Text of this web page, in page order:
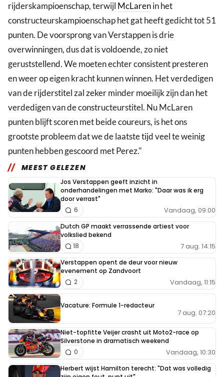
rijderskampioenschap, terwijl McLarenin het
constructeurskampioenschap het gat heeft gedicht tot 51
punten. De voorsprong van Verstappen is drie
overwinningen, dus dat is voldoende, zo niet
geruststellend. We moeten echter consistent presteren
en weer op eigen kracht kunnen winnen. Het verdedigen
van de rijderstitel zal zeker minder moeilijk zijn dan het
verdedigen van de constructeurstitel. Nu McLaren
punten blijft scoren met beide coureurs, is het ons
grootste probleem dat we de laatste tijd veel te weinig
punten hebben gescoord met Perez."
MEEST GELEZEN
Jos Verstappen geeft inzicht in
onderhandelingen met Marko: "Daar was ik erg
door verrast"
Vandaag, 09:00
6
Dutch GP maakt verrassende artiest voor
volkslied bekend
7 aug. 14:15
18
Verstappen opent de deur voor nieuw
evenement op Zandvoort
Vandaag, 11:15
2
Vacature: Formule 1-redacteur
7 aug. 07:20
Niet-topfitte Veijer crasht uit Moto2-race op
Silverstone in dramatisch weekend
Vandaag, 10:30
0
Herbert wijst Hamilton terecht: "Dat was volledig